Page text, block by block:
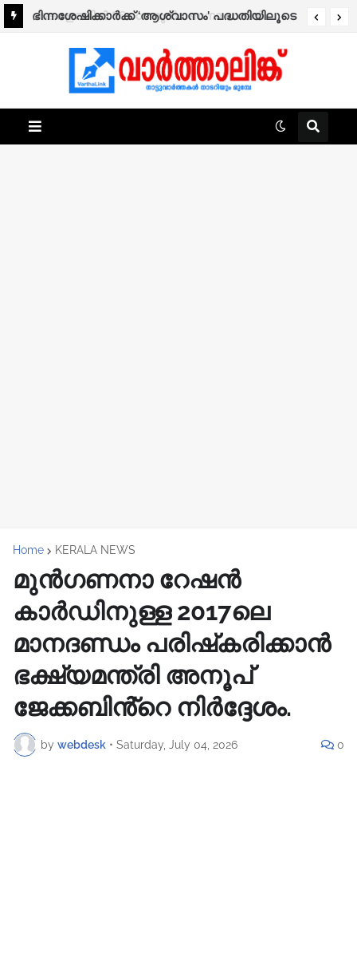
ഭിന്നശേഷിക്കാർക്ക് ‘ആശ്വാസം’ പദ്ധതിയിലൂടെ
Home KERALA NEWS
മുൻഗണനാ റേഷൻ
കാർഡിനുള്ള 2017ലെ
മാനദണ്ഡം പരിഷ്‌കരിക്കാൻ
ഭക്ഷ്യമന്ത്രി അനൂപ്
ജേക്കബിൻ്റെ നിർദ്ദേശം.
by webdesk • Saturday, July 04, 2026 0